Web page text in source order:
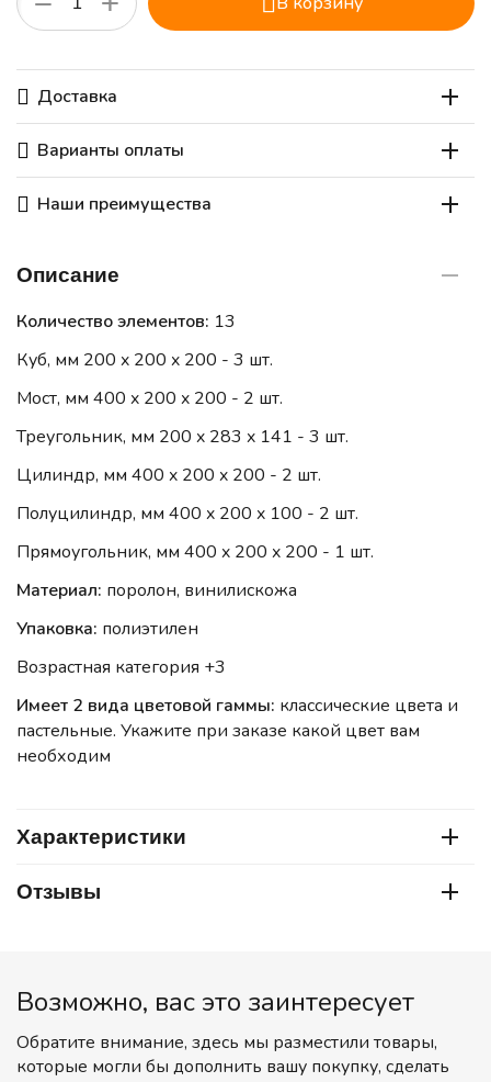
Доставка
Варианты оплаты
Наши преимущества
Описание
Количество элементов: 13
Куб, мм 200 x 200 x 200 - 3 шт.
Мост, мм 400 x 200 x 200 - 2 шт.
Треугольник, мм 200 x 283 x 141 - 3 шт.
Цилиндр, мм 400 x 200 x 200 - 2 шт.
Полуцилиндр, мм 400 x 200 x 100 - 2 шт.
Прямоугольник, мм 400 x 200 x 200 - 1 шт.
Материал: поролон, винилискожа
Упаковка: полиэтилен
Возрастная категория +3
Имеет 2 вида цветовой гаммы: классические цвета и
пастельные. Укажите при заказе какой цвет вам
необходим
Характеристики
Отзывы
Возможно, вас это заинтересует
Обратите внимание, здесь мы разместили товары,
которые могли бы дополнить вашу покупку, сделать